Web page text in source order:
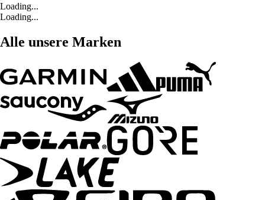
Loading...
Loading...
Alle unsere Marken